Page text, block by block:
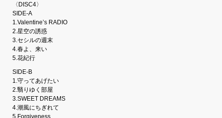
〈DISC4〉
SIDE-A
1.Valentine’s RADIO
2.星空の誘惑
3.セシルの週末
4.春よ、来い
5.花紀行
SIDE-B
1.守ってあげたい
2.翳りゆく部屋
3.SWEET DREAMS
4.潮風にちぎれて
5.Forgiveness